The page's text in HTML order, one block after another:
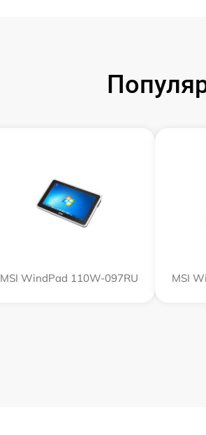
MSI WindPad 110W-097RU MSI